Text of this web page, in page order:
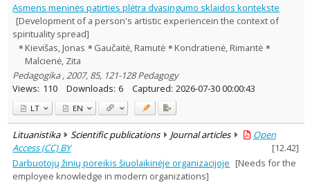
Asmens meninės patirties plėtra dvasingumo sklaidos kontekste
[Development of a person's artistic experiencein the context of
spirituality spread]
Kievišas, Jonas
Gaučaitė, Ramutė
Kondratienė, Rimantė
Malcienė, Zita
Pedagogika , 2007, 85, 121-128 Pedagogy
Views: 110 Downloads: 6 Captured: 2026-07-30 00:00:43
LT EN
Lituanistika Scientific publications Journal articles
Open
Access (CC) BY
[12.42]
Darbuotojų žinių poreikis šiuolaikinėje organizacijoje [Needs for the
employee knowledge in modern organizations]